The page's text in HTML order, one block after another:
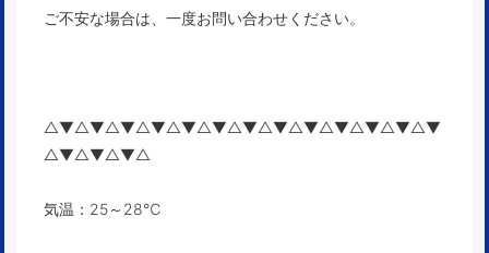
ご不安な場合は、一度お問い合わせください。
△▼△▼△▼△▼△▼△▼△▼△▼△▼△▼△▼△▼△▼
△▼△▼△▼△
気温：25～28℃